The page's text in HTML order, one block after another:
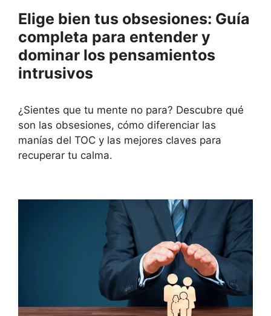
Elige bien tus obsesiones: Guía
completa para entender y
dominar los pensamientos
intrusivos
¿Sientes que tu mente no para? Descubre qué
son las obsesiones, cómo diferenciar las
manías del TOC y las mejores claves para
recuperar tu calma.